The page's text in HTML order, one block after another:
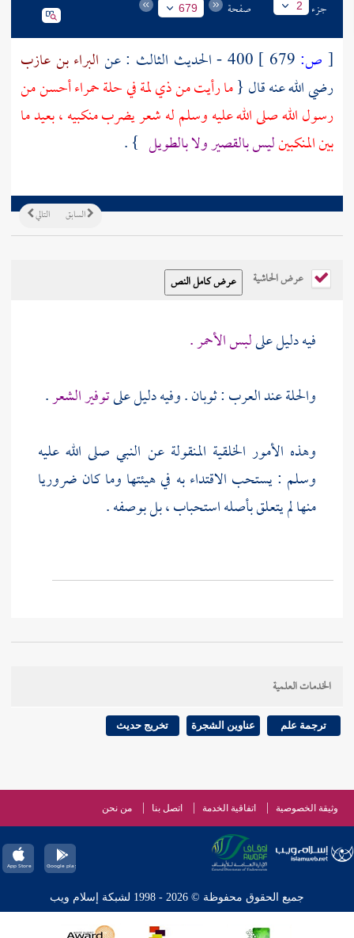
جزء 2 صفحة 679
[ ص: 400 - الحديث الثالث : عن
البراء بن عازب
رضي الله عنه قال {ما رأيت من ذي لمة في حلة حمراء أحسن من
رسول الله صلى الله عليه وسلم له شعر يضرب منكبيه ، بعيد ما
بين المنكبينليس بالقصير ولا بالطويل } .
التالي السابق
عرض الحاشية
فيه دليل علىلبس الأحمر .
والحلة عندالعرب: ثوبان . وفيه دليل علىتوفير الشعر.
وهذه الأمور الخلقية المنقولة عن النبي صلى الله عليه
وسلم : يستحب الاقتداء به في هيئتها وما كان ضروريا
منها لم يتعلق بأصله استحباب ، بل بوصفه .
الخدمات العلمية
ترجمة علم عناوين الشجرة تخريج حديث
وثيقة الخصوصية اتفاقية الخدمة اتصل بنا من نحن
جميع الحقوق محفوظة © 2026 - 1998 لشبكة إسلام ويب